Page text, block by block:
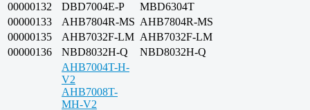
00000132 DBD7004E-P
MBD6304T
00000133
AHB7804R-MS AHB7804R-MS
00000135
AHB7032F-LM AHB7032F-LM
00000136
NBD8032H-Q NBD8032H-Q
AHB7004T-H-
V2
AHB7008T-
MH-V2